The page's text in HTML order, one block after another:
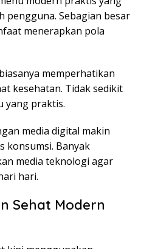
pengguna. Sebagian besar
menerapkan pola
memperhatikan
kesehatan. Tidak sedikit
yang praktis.
media digital makin
konsumsi. Banyak
media teknologi agar
hari.
Sehat Modern